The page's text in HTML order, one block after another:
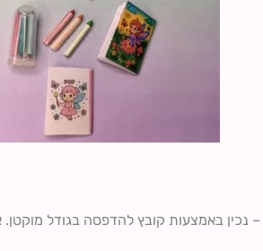
– נכין באמצעות קובץ להדפסה בגודל מוקטן.